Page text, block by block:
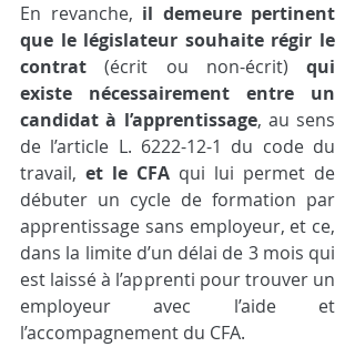
En revanche, il demeure pertinent
que le législateur souhaite régir le
contrat
(écrit ou non-écrit)
qui
existe nécessairement entre un
candidat à l’apprentissage, au sens
de l’article L. 6222-12-1 du code du
travail, et le CFA qui lui permet de
débuter un cycle de formation par
apprentissage sans employeur, et ce,
dans la limite d’un délai de 3 mois qui
est laissé à l’apprenti pour trouver un
employeur avec l’aide et
l’accompagnement du CFA.